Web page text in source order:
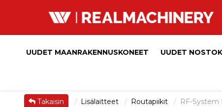
UUDET MAANRAKENNUSKONEET UUDET
Takaisin Lisälaitteet Routapiikit RF-System